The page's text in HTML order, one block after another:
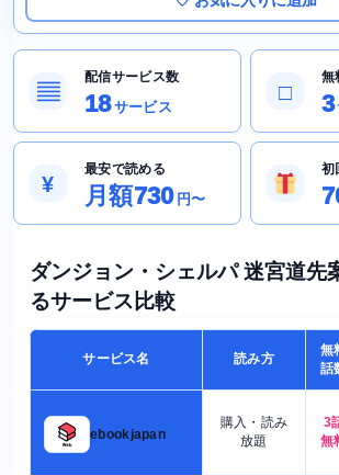
▤
配信サービス数
18サービス
□
無
3
¥
最安で読める
月額730 円〜
初
ダンジョン・シェルパ 迷宮道先
るサービス比較
サービス名 読み方
無
話
ebookjapan
購入・読み
放題
3
無